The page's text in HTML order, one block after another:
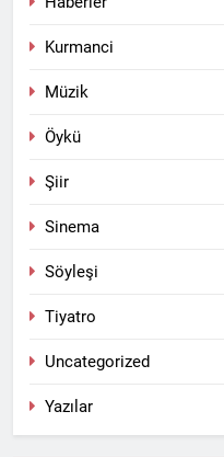
Kurmanci
Müzik
Öykü
Şiir
Sinema
Söyleşi
Tiyatro
Uncategorized
Yazılar